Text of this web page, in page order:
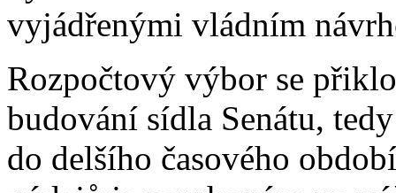
vyjádřenými vládním
Rozpočtový výbor se
budování sídla Senátu,
do delšího časového